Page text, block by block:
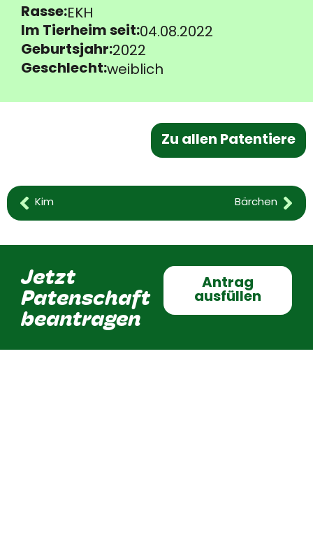
Rasse:EKH
Im Tierheim seit:04.08.2022
Geburtsjahr:2022
Geschlecht:weiblich
Zu allen Patentiere
Kim Bärchen
Jetzt
Patenschaft
beantragen
Antrag
ausfüllen